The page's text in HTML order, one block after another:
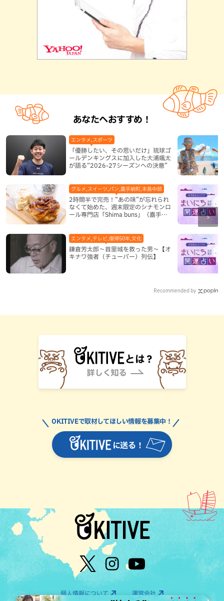
あなたへおすすめ！
「優勝したい、その思いだけ」琉球ゴ
ールデンキングスに加入した大浦颯太
が語る“2026-27シーズンへの決意”
エンタメ,スポーツ
2時間半で完売！“あの味”が忘れられ
なくて始めた、週末限定のシナモンロ
ール専門店「Shima buns」（嘉手納
グルメ,スイーツ,パン,嘉手納町,本島中部
鎌倉芳太郎～首里城を救った男～【オ
キナワ強者（チューバー）列伝】
エンタメ,テレビ,復帰50年,文化
Recommended by
に送る！
OKITIVEで取材してほしい情報を募集中！
個人情報について 運営会社